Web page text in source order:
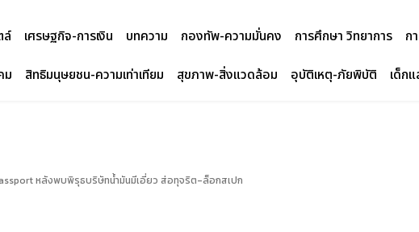
ล์ เศรษฐกิจ-การเงิน บทความ กองทัพ-ความมั่นคง การศึกษา วิทยาการ ก
ม สิทธิมนุษยชน-ความเท่าเทียม สุขภาพ-สิ่งแวดล้อม อุบัติเหตุ-ภัยพิบัติ เด็กแ
หลังพบพิรุธบริษัทน้ำมันมีเอี่ยว ส่อทุจริต-ล็อกสเปก